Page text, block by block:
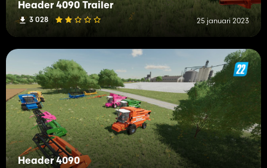
Header 4090 Trailer
3 028 25 januari 2023
Header 4090